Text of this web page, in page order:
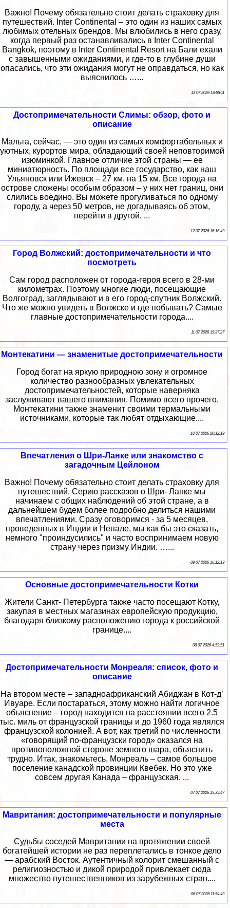
Важно! Почему обязательно стоит делать страховку для
путешествий. Inter Сontinental – это один из наших самых
любимых отельных брендов. Мы влюбились в него сразу,
когда первый раз останавливались в Inter Сontinental
Bangkok, поэтому в Inter Сontinental Resort на Бали ехали
с завышенными ожиданиями, и где-то в глубине души
опасались, что эти ожидания могут не оправдаться, но как
выяснилось …...
13 07 2026 16:55:11
Достопримечательности Слимы: обзор, фото и
описание
Мальта, сейчас, — это один из самых комфортабельных и
уютных, курортов мира, обладающий своей неповторимой
изюминкой. Главное отличие этой страны — ее
миниатюрность. По площади все государство, как наш
Ульяновск или Ижевск – 27 км. на 15 км. Все города на
острове сложены особым образом – у них нет границ, они
слились воедино. Вы можете прогуливаться по одному
городу, а через 50 метров, не догадываясь об этом,
перейти в другой. ...
12 07 2026 16:16:49
Город Волжский: достопримечательности и что
посмотреть
Сам город расположен от города-героя всего в 28-ми
километрах. Поэтому многие люди, посещающие
Волгоград, заглядывают и в его город-спутник Волжский.
Что же можно увидеть в Волжске и где побывать? Самые
главные достопримечательности города....
11 07 2026 19:37:27
Монтекатини — знаменитые достопримечательности
Город богат на яркую природною зону и огромное
количество разнообразных увлекательных
достопримечательностей, которые наверняка
заслуживают вашего внимания. Помимо всего прочего,
Монтекатини также знаменит своими термальными
источниками, которые так любят отдыхающие....
10 07 2026 20:12:18
Впечатления о Шри-Ланке или знакомство с
загадочным Цейлоном
Важно! Почему обязательно стоит делать страховку для
путешествий. Серию рассказов о Шри- Ланке мы
начинаем с общих наблюдений об этой стране, а в
дальнейшем будем более подробно делиться нашими
впечатлениями. Сразу оговоримся - за 5 месяцев,
проведенных в Индии и Непале, мы как бы это сказать,
немного "проиндусились" и часто воспринимаем новую
страну через призму Индии. …...
09 07 2026 16:12:13
Основные достопримечательности Котки
Жители Санкт- Петербурга также часто посещают Котку,
закупая в местных магазинах европейскую продукцию,
благодаря близкому расположению города к российской
границе....
08 07 2026 4:59:51
Достопримечательности Монреаля: список, фото и
описание
На втором месте – западноафриканский Абиджан в Кот-д’
Ивуаре. Если постараться, этому можно найти логичное
объяснение – город находится на расстоянии всего 2.5
тыс. миль от французской границы и до 1960 года являлся
французской колонией. А вот, как третий по численности
«говорящий по-французски город» оказался на
противоположной стороне земного шара, объяснить
трудно. Итак, знакомьтесь, Монреаль – самое большое
поселение канадской провинции Квебек. Но это уже
совсем другая Канада – французская. ...
07 07 2026 15:35:47
Мавритания: достопримечательности и популярные
места
Судьбы соседей Мавритании на протяжении своей
богатейшей истории не раз переплетались в тонкое дело
— арабский Восток. Аутентичный колорит смешанный с
религиозностью и дикой природой привлекает сюда
множество путешественников из зарубежных стран....
06 07 2026 11:54:49